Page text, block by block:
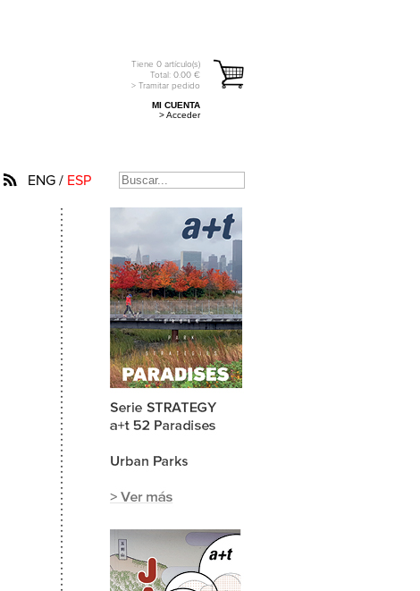
Tiene 0 artículo(s)
Total: 0.00 €
> Tramitar pedido
MI CUENTA
> Acceder
ENG / ESP